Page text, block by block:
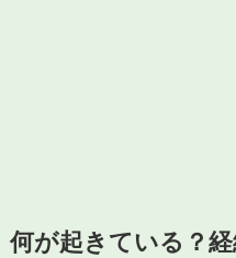
何が起きている？